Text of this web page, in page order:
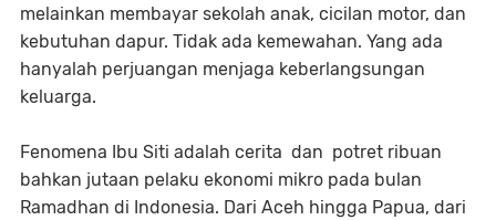
melainkan membayar sekolah anak, cicilan motor, dan
kebutuhan dapur. Tidak ada kemewahan. Yang ada
hanyalah perjuangan menjaga keberlangsungan
keluarga.
Fenomena Ibu Siti adalah cerita dan potret ribuan
bahkan jutaan pelaku ekonomi mikro pada bulan
Ramadhan di Indonesia. Dari Aceh hingga Papua, dari